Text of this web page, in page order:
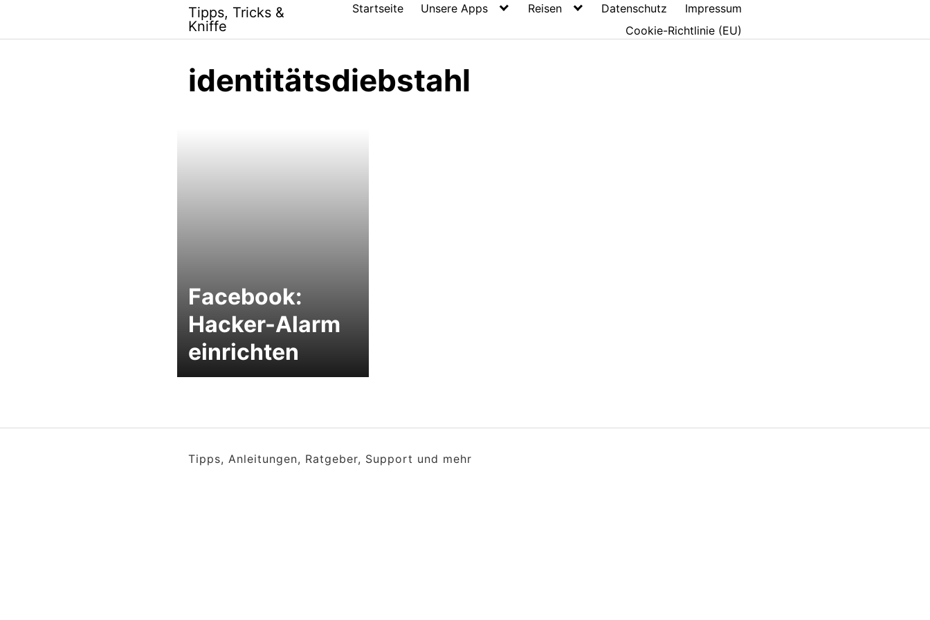
content
Tipps, Tricks &
Kniffe
Startseite Unsere Apps Reisen Datenschutz
Impressum
Cookie-Richtlinie (EU)
identitätsdiebstahl
Facebook:
Hacker-Alarm
einrichten
Tipps, Anleitungen, Ratgeber, Support und mehr